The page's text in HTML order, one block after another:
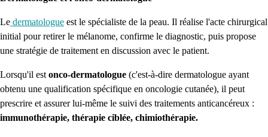
Le dermatologue est le spécialiste de la peau. Il réalise l'acte chirurgical
initial pour retirer le mélanome, confirme le diagnostic, puis propose
une stratégie de traitement en discussion avec le patient.
Lorsqu'il est onco-dermatologue (c'est-à-dire dermatologue ayant
obtenu une qualification spécifique en oncologie cutanée), il peut
prescrire et assurer lui-même le suivi des traitements anticancéreux :
immunothérapie, thérapie ciblée, chimiothérapie.